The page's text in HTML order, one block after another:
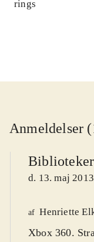
rings
Anmeldelser
d. 13. maj 2013
af Henriette
Xbox 360.